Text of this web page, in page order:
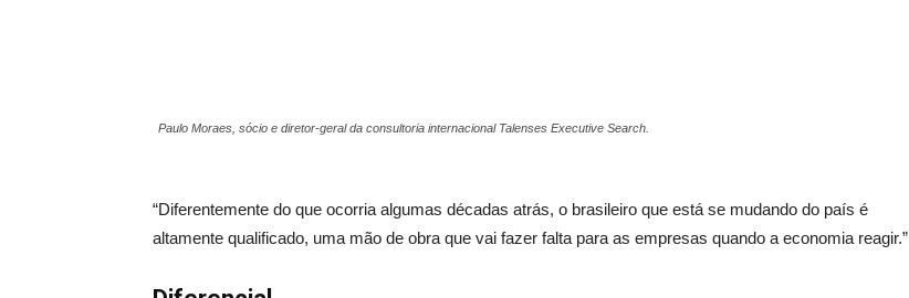
Paulo Moraes, sócio e diretor-geral da consultoria internacional Talenses Executive Search.
“Diferentemente do que ocorria algumas décadas atrás, o brasileiro que está se mudando do país é
altamente qualificado, uma mão de obra que vai fazer falta para as empresas quando a economia reagir.”